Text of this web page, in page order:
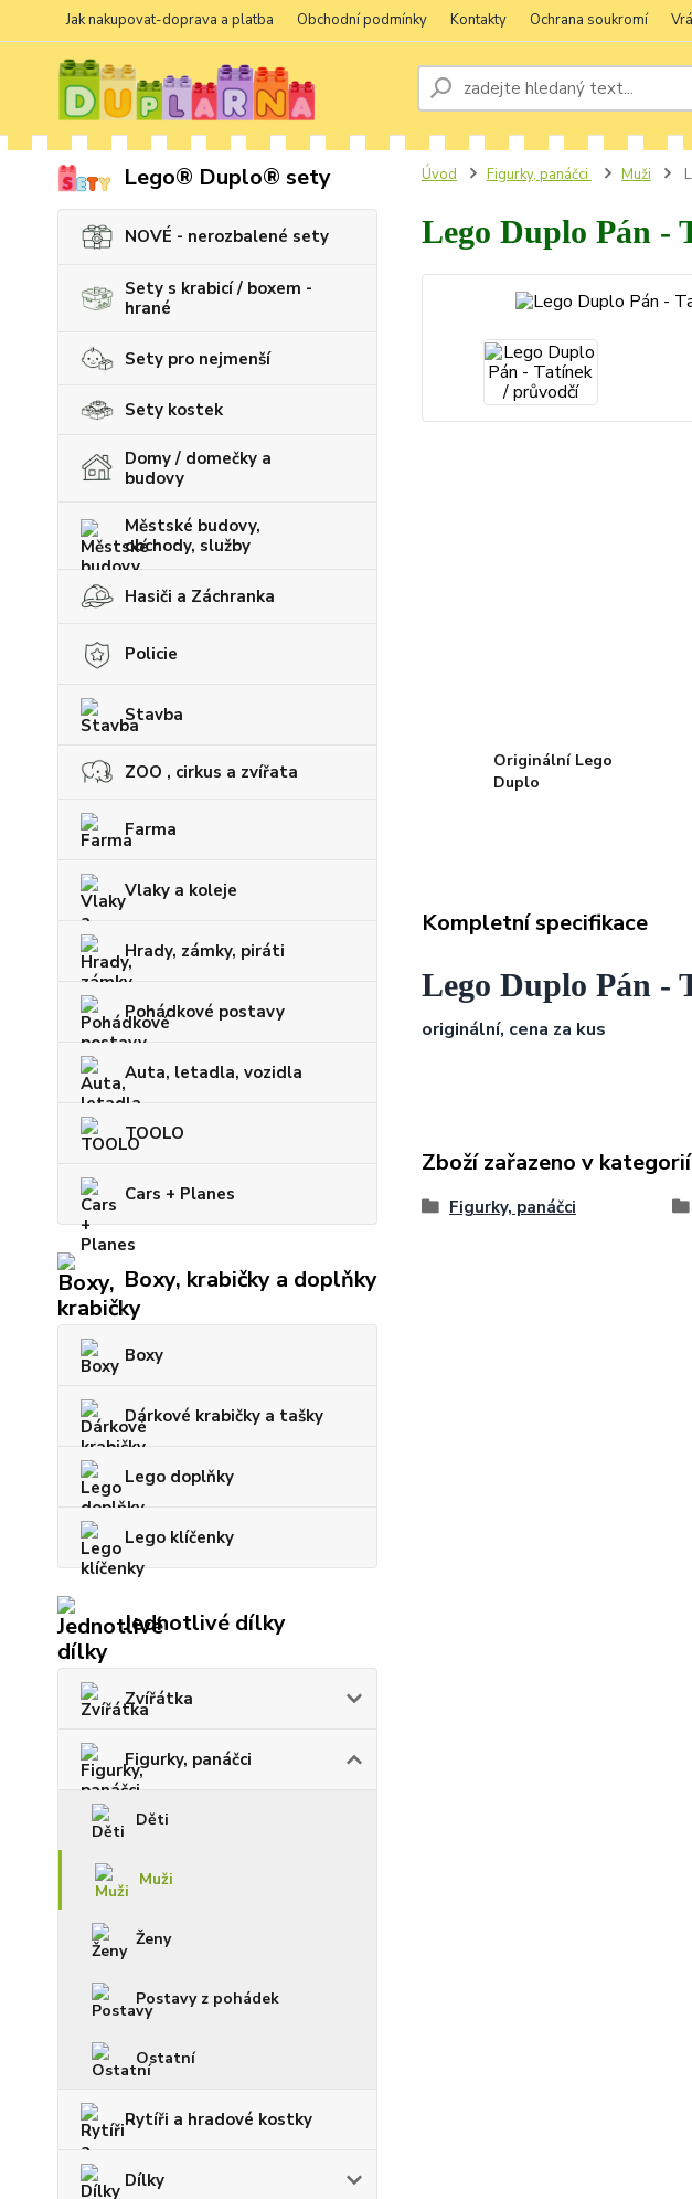
Jak nakupovat-doprava a platba Obchodní podmínky Kontakty Ochrana soukromí
Lego® Duplo® sety
NOVÉ - nerozbalené sety
Sety s krabicí / boxem -
hrané
Sety pro nejmenší
Sety kostek
Domy / domečky a
budovy
Městské budovy,
obchody, služby
Hasiči a Záchranka
Policie
Stavba
ZOO , cirkus a zvířata
Farma
Vlaky a koleje
Hrady, zámky, piráti
Pohádkové postavy
Auta, letadla, vozidla
TOOLO
Cars + Planes
Boxy, krabičky a doplňky
Boxy
Dárkové krabičky a tašky
Lego doplňky
Lego klíčenky
Jednotlivé dílky
Zvířátka
Figurky, panáčci
Děti
Muži
Ženy
Postavy z pohádek
Ostatní
Rytíři a hradové kostky
Dílky
Úvod Figurky, panáčci Muži
Lego Duplo Pán -
Originální Lego
Duplo
Kompletní specifikace
Lego Duplo Pán -
originální, cena za kus
Zboží zařazeno v
Figurky, panáčci